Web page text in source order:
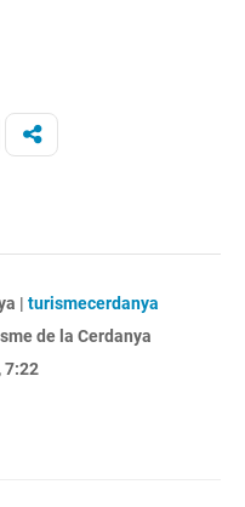
|turismecerdanya
de la Cerdanya
7:22